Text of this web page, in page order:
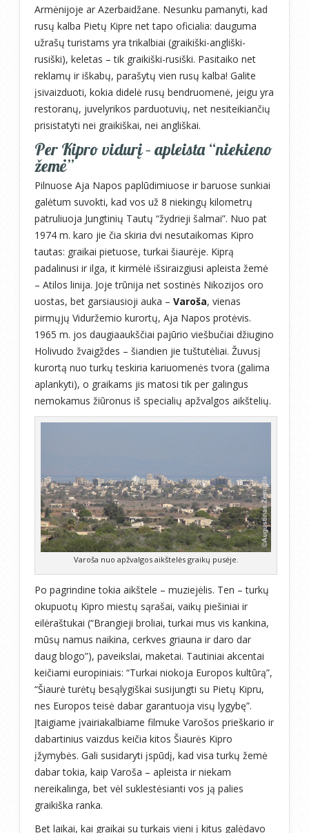
Armėnijoje ar Azerbaidžane. Nesunku pamanyti, kad
rusų kalba Pietų Kipre net tapo oficialia: dauguma
užrašų turistams yra trikalbiai (graikiški-angliški-
rusiški), keletas – tik graikiški-rusiški. Pasitaiko net
reklamų ir iškabų, parašytų vien rusų kalba! Galite
įsivaizduoti, kokia didelė rusų bendruomenė, jeigu yra
restoranų, juvelyrikos parduotuvių, net nesiteikiančių
prisistatyti nei graikiškai, nei angliškai.
Per Kipro vidurį – apleista “niekieno
žemė”
Pilnuose Aja Napos paplūdimiuose ir baruose sunkiai
galėtum suvokti, kad vos už 8 niekingų kilometrų
patruliuoja Jungtinių Tautų “žydrieji šalmai”. Nuo pat
1974 m. karo jie čia skiria dvi nesutaikomas Kipro
tautas: graikai pietuose, turkai šiaurėje. Kiprą
padalinusi ir ilga, it kirmėlė išsiraizgiusi apleista žemė
– Atilos linija. Joje trūnija net sostinės Nikozijos oro
uostas, bet garsiausioji auka – Varoša, vienas
pirmųjų Viduržemio kurortų, Aja Napos protėvis.
1965 m. jos daugiaaukščiai pajūrio viešbučiai džiugino
Holivudo žvaigždes – šiandien jie tuštutėliai. Žuvusį
kurortą nuo turkų teskiria kariuomenės tvora (galima
aplankyti), o graikams jis matosi tik per galingus
nemokamus žiūronus iš specialių apžvalgos aikštelių.
Varoša nuo apžvalgos aikštelės graikų pusėje.
Po pagrindine tokia aikštele – muziejėlis. Ten – turkų
okupuotų Kipro miestų sąrašai, vaikų piešiniai ir
eilėraštukai (“Brangieji broliai, turkai mus vis kankina,
mūsų namus naikina, cerkves griauna ir daro dar
daug blogo”), paveikslai, maketai. Tautiniai akcentai
keičiami europiniais: “Turkai niokoja Europos kultūrą”,
“Šiaurė turėtų besąlygiškai susijungti su Pietų Kipru,
nes Europos teisė dabar garantuoja visų lygybę”.
Įtaigiame įvairiakalbiame filmuke Varošos prieškario ir
dabartinius vaizdus keičia kitos Šiaurės Kipro
įžymybės. Gali susidaryti įspūdį, kad visa turkų žemė
dabar tokia, kaip Varoša – apleista ir niekam
nereikalinga, bet vėl suklestėsianti vos ją palies
graikiška ranka.
Bet laikai, kai graikai su turkais vieni į kitus galėdavo